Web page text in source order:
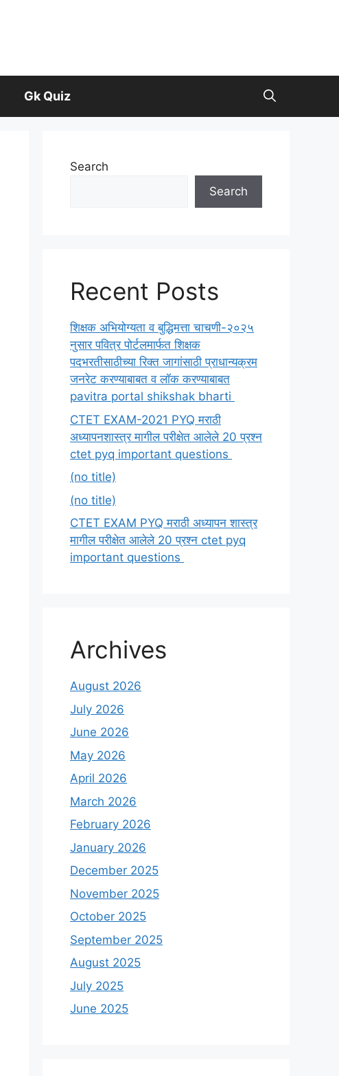
Gk Quiz
Search
Search
Recent Posts
शिक्षक अभियोग्यता व बुद्धिमत्ता चाचणी-२०२५
नुसार पवित्र पोर्टलमार्फत शिक्षक
पदभरतीसाठीच्या रिक्त जागांसाठी प्राधान्यक्रम
जनरेट करण्याबाबत व लॉक करण्याबाबत
pavitra portal shikshak bharti
CTET EXAM-2021 PYQ मराठी
अध्यापनशास्त्र मागील परीक्षेत आलेले 20 प्रश्न
ctet pyq important questions
(no title)
(no title)
CTET EXAM PYQ मराठी अध्यापन शास्त्र
मागील परीक्षेत आलेले 20 प्रश्न ctet pyq
important questions
Archives
August 2026
July 2026
June 2026
May 2026
April 2026
March 2026
February 2026
January 2026
December 2025
November 2025
October 2025
September 2025
August 2025
July 2025
June 2025